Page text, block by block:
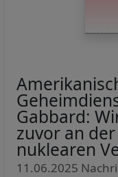
Gabbard:
zuvor an
nuklearen
11.06.2025